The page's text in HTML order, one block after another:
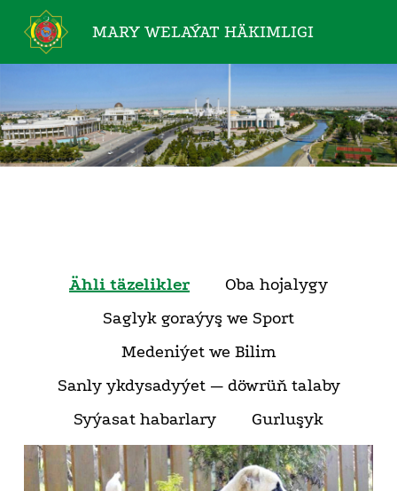
MARY WELAÝAT HÄKIMLIGI
Ähli täzelikler
Oba hojalygy
Saglyk goraýyş we Sport
Medeniýet we Bilim
Sanly ykdysadyýet — döwrüň talaby
Syýasat habarlary
Gurluşyk